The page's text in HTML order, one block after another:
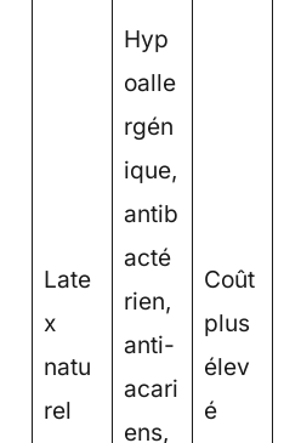
Late
x
natu
rel
Hyp
oalle
rgén
ique,
antib
acté
rien,
anti-
acari
ens,
Coût
plus
élev
é